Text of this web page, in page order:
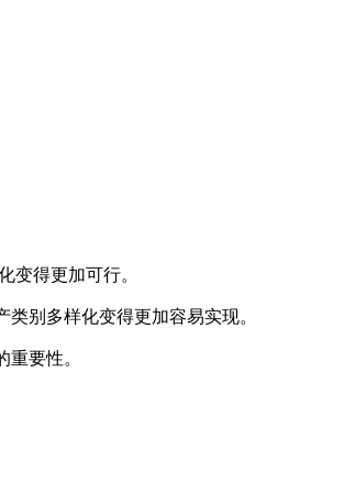
得更加可行。
别多样化变得更加容易实现。
要性。